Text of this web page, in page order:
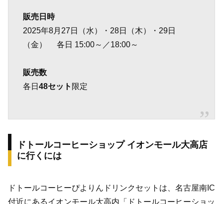
販売日時
2025年8月27日（水）・28日（木）・29日
（金）
各日 15:00～／18:00～
販売数
各日 48セット 限定
ドトールコーヒーショップ イオンモール大高店
に行くには
ドトールコーヒーぴよりんドリンクセットは、名古屋南IC
付近にあるイオンモール大高内「ドトールコーヒーショッ